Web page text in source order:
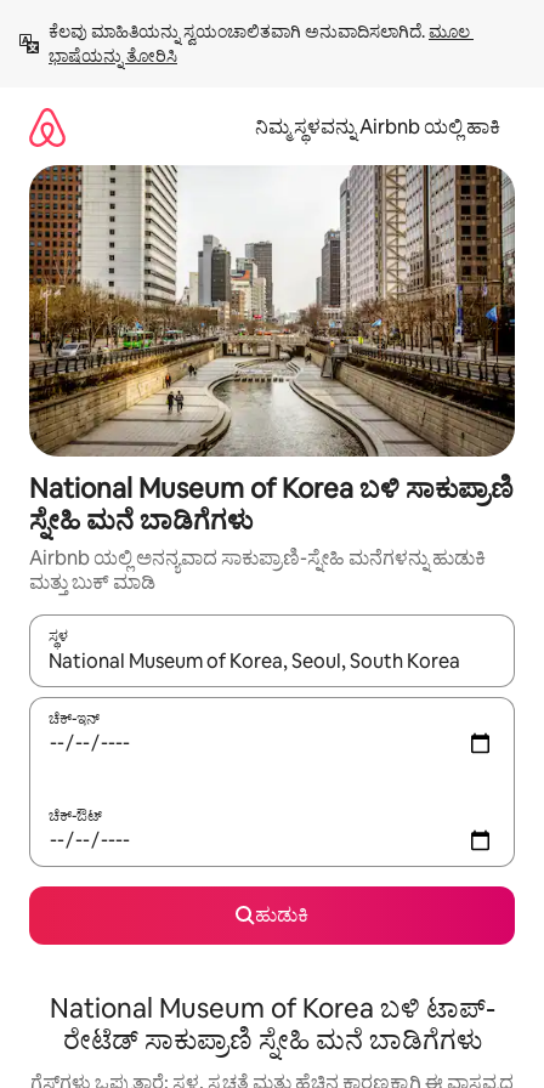
ಹೋಗಿ
ಕೆಲವು ಮಾಹಿತಿಯನ್ನು ಸ್ವಯಂಚಾಲಿತವಾಗಿ ಅನುವಾದಿಸಲಾಗಿದೆ. ಮೂಲ
ಭಾಷೆಯನ್ನು ತೋರಿಸಿ
ನಿಮ್ಮ ಸ್ಥಳವನ್ನು Airbnb ಯಲ್ಲಿ ಹಾಕಿ
National Museum of Korea ಬಳಿ ಸಾಕುಪ್ರಾಣಿ
ಸ್ನೇಹಿ ಮನೆ ಬಾಡಿಗೆಗಳು
Airbnb ಯಲ್ಲಿ ಅನನ್ಯವಾದ ಸಾಕುಪ್ರಾಣಿ-ಸ್ನೇಹಿ ಮನೆಗಳನ್ನು ಹುಡುಕಿ
ಮತ್ತು ಬುಕ್ ಮಾಡಿ
ಸ್ಥಳ
ಫಲಿತಾಂಶಗಳು ಲಭ್ಯವಿರುವಾಗ, ಅಪ್ ಮತ್ತು ಡೌನ್ ಬಾಣದ ಕೀಲಿಗಳೊಂದಿಗೆ
ಚೆಕ್-ಇನ್
ಚೆಕ್-ಔಟ್
ಹುಡುಕಿ
National Museum of Korea ಬಳಿ ಟಾಪ್-
ರೇಟೆಡ್ ಸಾಕುಪ್ರಾಣಿ ಸ್ನೇಹಿ ಮನೆ ಬಾಡಿಗೆಗಳು
ಗೆಸ್ಟ್‌ಗಳು ಒಪ್ಪುತ್ತಾರೆ: ಸ್ಥಳ, ಸ್ವಚ್ಛತೆ ಮತ್ತು ಹೆಚ್ಚಿನ ಕಾರಣಕ್ಕಾಗಿ ಈ ವಾಸ್ತವ್ಯದ